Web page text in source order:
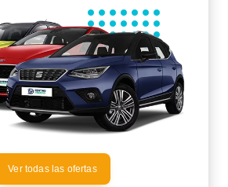
Ver todas las ofertas